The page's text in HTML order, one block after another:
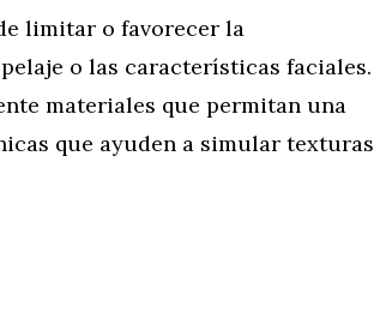
limitar o favorecer la
o las características faciales.
materiales que permitan una
que ayuden a simular texturas